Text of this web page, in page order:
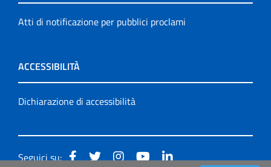
Atti di notificazione per pubblici proclami
ACCESSIBILITÀ
Dichiarazione di accessibilità
Seguici su: